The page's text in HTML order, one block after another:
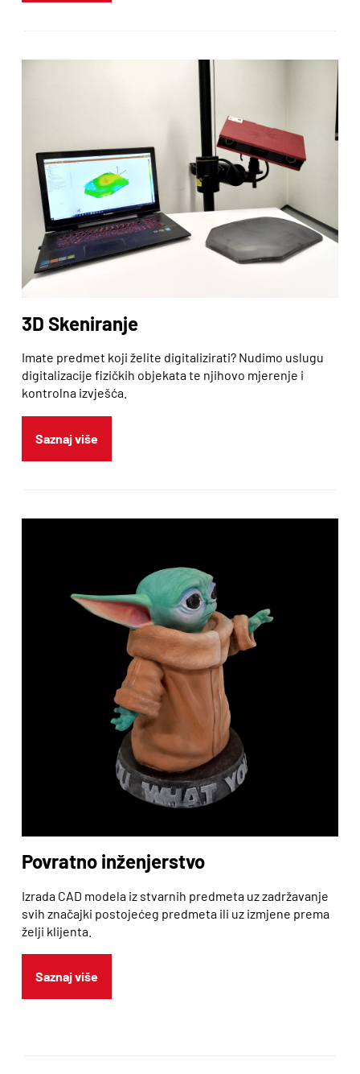
3D Skeniranje
Imate predmet koji želite digitalizirati? Nudimo uslugu
digitalizacije fizičkih objekata te njihovo mjerenje i
kontrolna izvješća.
Saznaj više
Povratno inženjerstvo
Izrada CAD modela iz stvarnih predmeta uz zadržavanje
svih značajki postojećeg predmeta ili uz izmjene prema
želji klijenta.
Saznaj više
3D PRINTERI
Usluge
3D PRINT MATERIJALI